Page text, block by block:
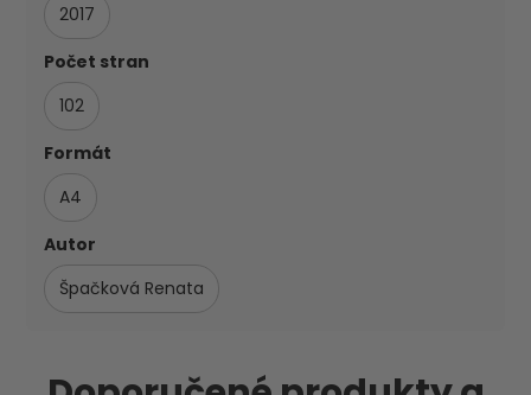
2017
Počet stran
102
Formát
A4
Autor
Špačková Renata